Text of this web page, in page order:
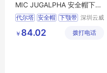
MIC JUGALPHA 安全帽下颚
带Y形 102015
代尔塔 安全帽 下颚带 深圳云威
有限公司
￥ 84.02 拨打电话